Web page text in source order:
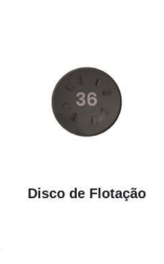
Disco de Flotação